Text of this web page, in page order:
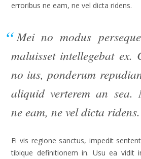
erroribus ne eam, ne vel dicta ridens.
Mei no modus
maluisset intellegebat ex.
no ius, ponderum
aliquid verterem an sea.
ne eam, ne vel dicta ridens.
Ei vis regione sanctus, impedit
tibique definitionem in. Usu ea vidit